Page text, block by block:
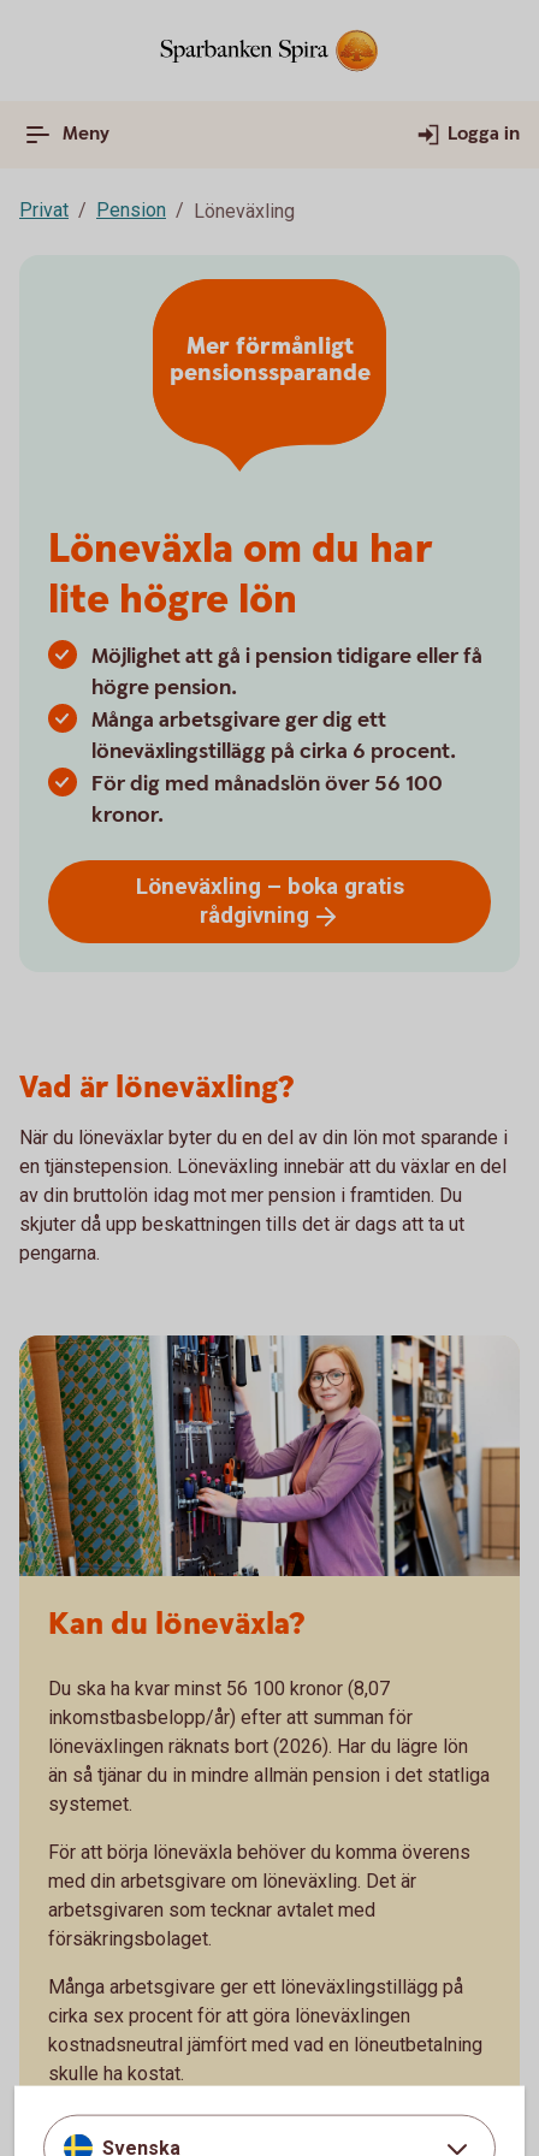
Meny Logga in
Privat Pension Löneväxling
Löneväxla om du har
lite högre lön
Möjlighet att gå i pension tidigare eller få
högre pension.
Många arbetsgivare ger dig ett
löneväxlingstillägg på cirka 6 procent.
För dig med månadslön över 56 100
kronor.
Löneväxling – boka gratis
rådgivning
Mer förmånligt
pensionssparande
Vad är löneväxling?
När du löneväxlar byter du en del av din lön mot sparande i
en tjänstepension. Löneväxling innebär att du växlar en del
av din bruttolön idag mot mer pension i framtiden. Du
skjuter då upp beskattningen tills det är dags att ta ut
pengarna.
Kan du löneväxla?
Du ska ha kvar minst 56 100 kronor (8,07
inkomstbasbelopp/år) efter att summan för
löneväxlingen räknats bort (2026). Har du lägre lön
än så tjänar du in mindre allmän pension i det statliga
systemet.
För att börja löneväxla behöver du komma överens
med din arbetsgivare om löneväxling. Det är
arbetsgivaren som tecknar avtalet med
försäkringsbolaget.
Många arbetsgivare ger ett löneväxlingstillägg på
cirka sex procent för att göra löneväxlingen
kostnadsneutral jämfört med vad en löneutbetalning
skulle ha kostat.
Svenska